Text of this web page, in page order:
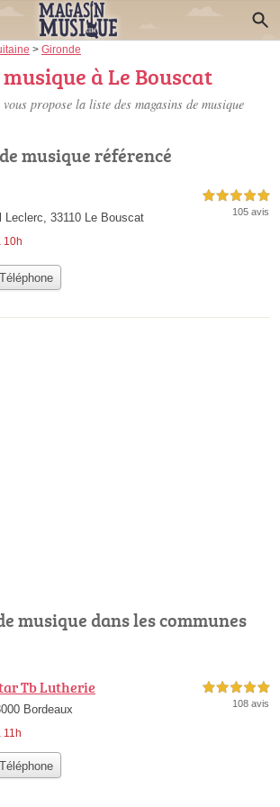
> Gironde
à Le Bouscat
propose la liste des magasins de musique
musique référencé
Leclerc, 33110 Le Bouscat
10h
5,0 étoiles sur 5
105 avis
Téléphone
musique dans les communes
Tb Lutherie
Bordeaux
11h
5,0 étoiles sur 5
108 avis
Téléphone